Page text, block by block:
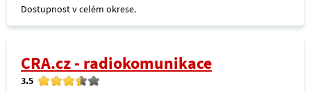
Dostupnost v celém okrese.
CRA.cz - radiokomunikace
3.5